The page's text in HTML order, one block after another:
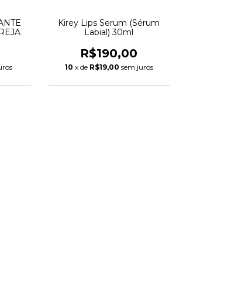
Kirey Lips Serum (Sérum
Labial) 30ml
R$190,00
10 x de R$19,00 sem juros